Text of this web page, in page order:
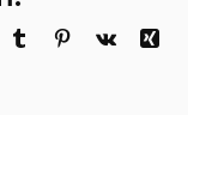
TumblrPinterest
Vk
Xing